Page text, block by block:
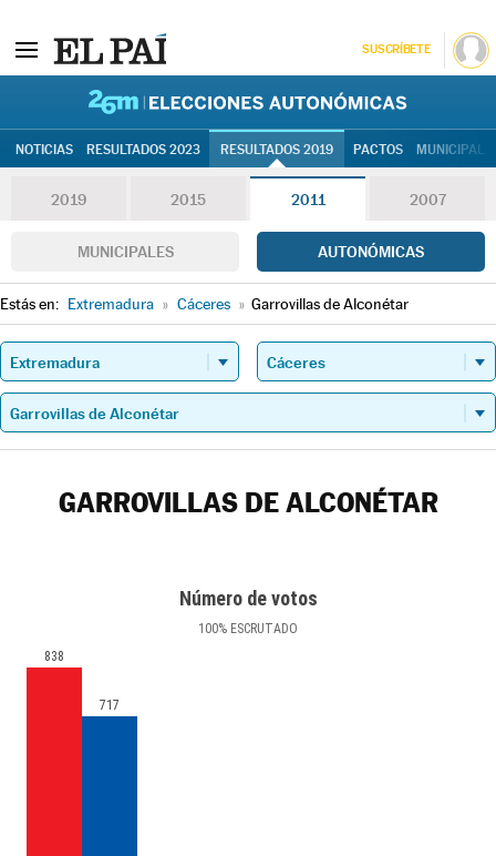
SUSCRÍBETE
NOTICIAS RESULTADOS 2023 RESULTADOS 2019 PACTOS
2019 2015 2011 2007
MUNICIPALES AUTONÓMICAS
Estás en: Extremadura » Cáceres » Garrovillas de Alconétar
GARROVILLAS DE ALCONÉTAR
Número de votos
100% ESCRUTADO
838
717